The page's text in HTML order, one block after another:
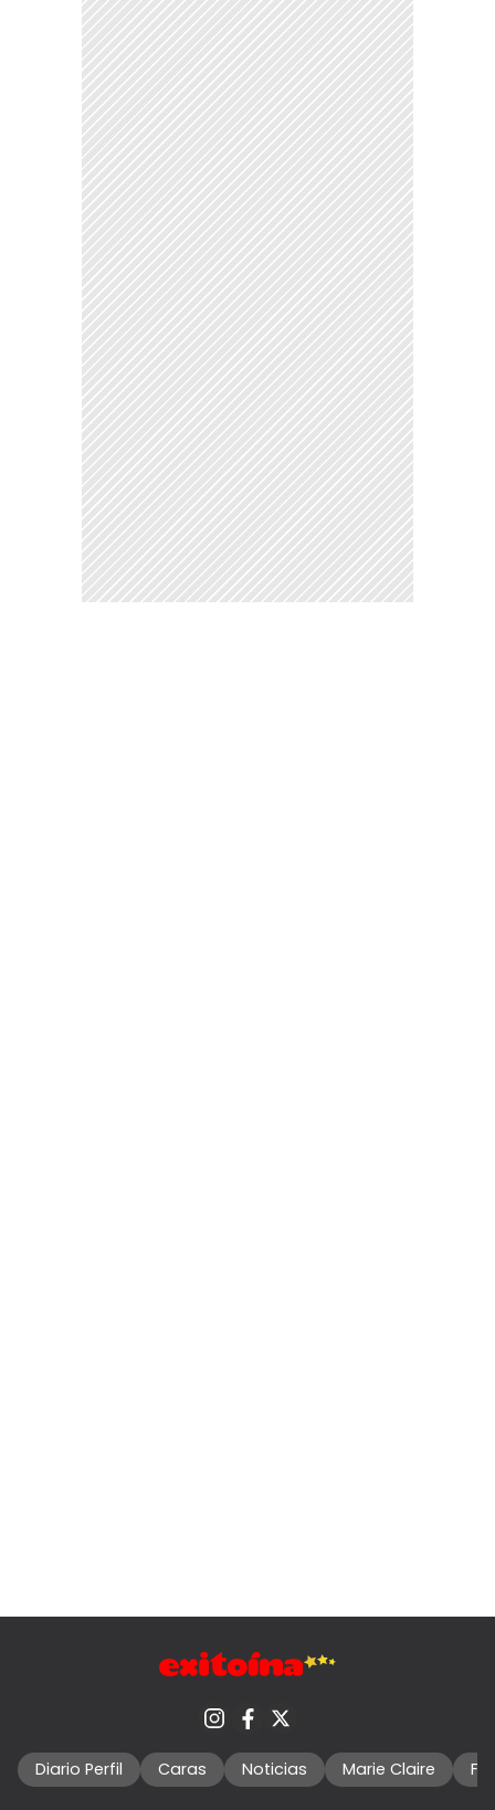
Diario Perfil Caras Noticias Marie Claire